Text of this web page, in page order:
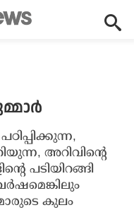
പഠിപ്പിക്കുന്ന,
അറിവിന്റെ
പടിയിറങ്ങി
കുലം